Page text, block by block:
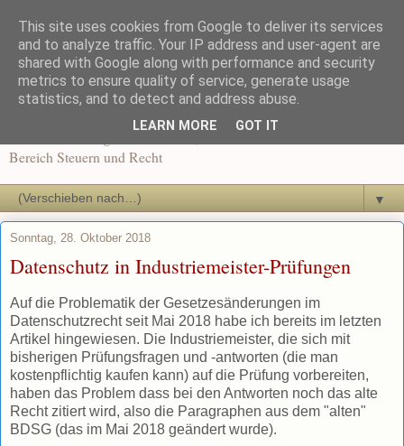
Recht und Steuern in der
Ausbildung
Bereich Steuern und Recht
▼
Sonntag, 28. Oktober 2018
Datenschutz in Industriemeister-Prüfungen
Auf die Problematik der Gesetzesänderungen im
Datenschutzrecht seit Mai 2018 habe ich bereits im letzten
Artikel hingewiesen. Die Industriemeister, die sich mit
bisherigen Prüfungsfragen und -antworten (die man
kostenpflichtig kaufen kann) auf die Prüfung vorbereiten,
haben das Problem dass bei den Antworten noch das alte
Recht zitiert wird, also die Paragraphen aus dem "alten"
BDSG (das im Mai 2018 geändert wurde).
This site uses cookies from Google to deliver its services
and to analyze traffic. Your IP address and user-agent are
shared with Google along with performance and security
metrics to ensure quality of service, generate usage
statistics, and to detect and address abuse.
LEARN MORE GOT IT